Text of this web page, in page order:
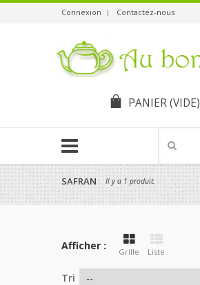
Connexion Contactez-nous
PANIER(VIDE)
SAFRAN Il y a 1 produit.
Afficher : Grille Liste
Tri